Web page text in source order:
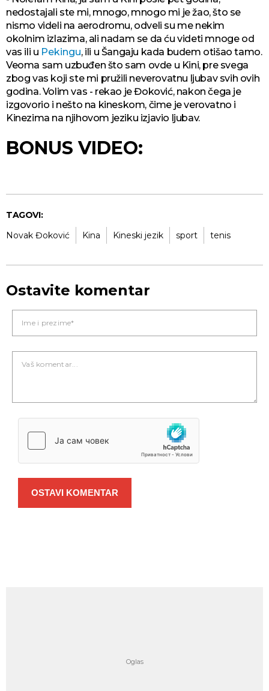
nedostajali ste mi, mnogo, mnogo mi je žao, što se
nismo videli na aerodromu, odveli su me nekim
okolnim izlazima, ali nadam se da ću videti mnoge od
vas ili u Pekingu, ili u Šangaju kada budem otišao tamo.
Veoma sam uzbuđen što sam ovde u Kini, pre svega
zbog vas koji ste mi pružili neverovatnu ljubav svih ovih
godina. Volim vas - rekao je Đoković, nakon čega je
izgovorio i nešto na kineskom, čime je verovatno i
Kinezima na njihovom jeziku izjavio ljubav.
BONUS VIDEO:
TAGOVI:
Novak Đoković
Kina Kineski jezik sport tenis
Ostavite komentar
OSTAVI KOMENTAR